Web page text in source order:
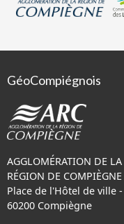
GéoCompiégnois
AGGLOMÉRATION DE LA
RÉGION DE COMPIÈGNE
Place de l'Hôtel de ville -
60200 Compiègne